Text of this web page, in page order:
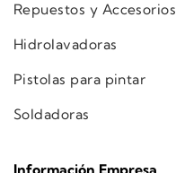
Repuestos y Accesorios
Hidrolavadoras
Pistolas para pintar
Soldadoras